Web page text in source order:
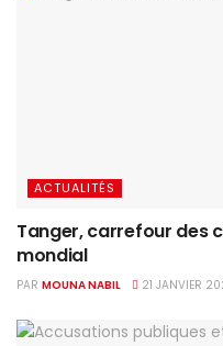
ACTUALITÉS
Tanger, carrefour des
mondial
PAR MOUNA NABIL 21 JANVIER